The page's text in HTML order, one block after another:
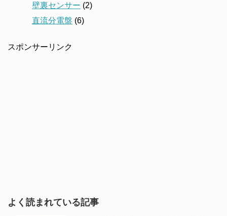
壁裏センサー (2)
直流分電盤 (6)
スポンサーリンク
よく読まれている記事